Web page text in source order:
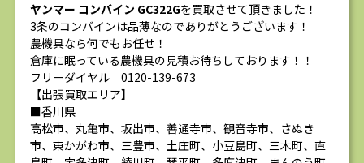
ヤンマー コンバイン GC322Gを買取させて頂きました！
3条のコンバインは品薄なのでありがとうございます！
農機具なら何でもお任せ！
倉庫に眠っている農機具の見積お待ちしております！！
フリーダイヤル 0120-139-673
【出張買取エリア】
■香川県
高松市、丸亀市、坂出市、善通寺市、観音寺市、さぬき
市、東かがわ市、三豊市、土庄町、小豆島町、三木町、直